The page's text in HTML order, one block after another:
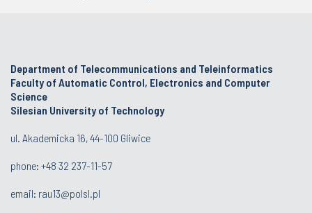
Department of Telecommunications and Teleinformatics
Faculty of Automatic Control, Electronics and Computer
Science
Silesian University of Technology
ul. Akademicka 16, 44-100 Gliwice
phone: +48 32 237-11-57
email: rau13@polsl.pl